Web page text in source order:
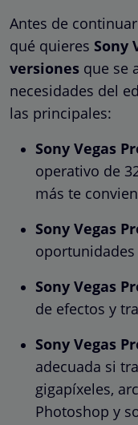
Antes de
qué quieres Sony
versiones que se
necesidades del
las principales:
Sony Vegas
operativo de
más te
Sony Vegas
Sony Vegas
de efectos y
Sony Vegas
adecuada si
gigapíxeles,
Photoshop y